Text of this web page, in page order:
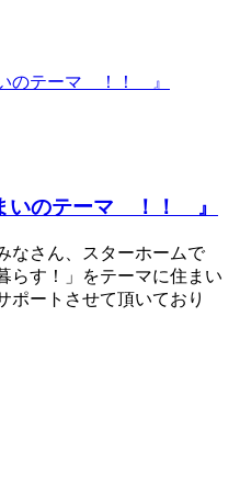
いのテーマ ！！ 』
なさん、スターホームで
らす！」をテーマに住まい
ポートさせて頂いており